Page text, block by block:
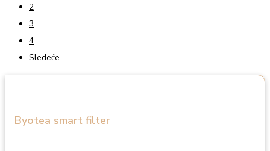
2
3
4
Sledeće
Byotea smart filter